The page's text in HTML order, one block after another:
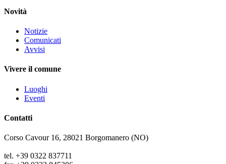
Novità
Notizie
Comunicati
Avvisi
Vivere il comune
Luoghi
Eventi
Contatti
Corso Cavour 16, 28021 Borgomanero (NO)
tel. +39 0322 837711